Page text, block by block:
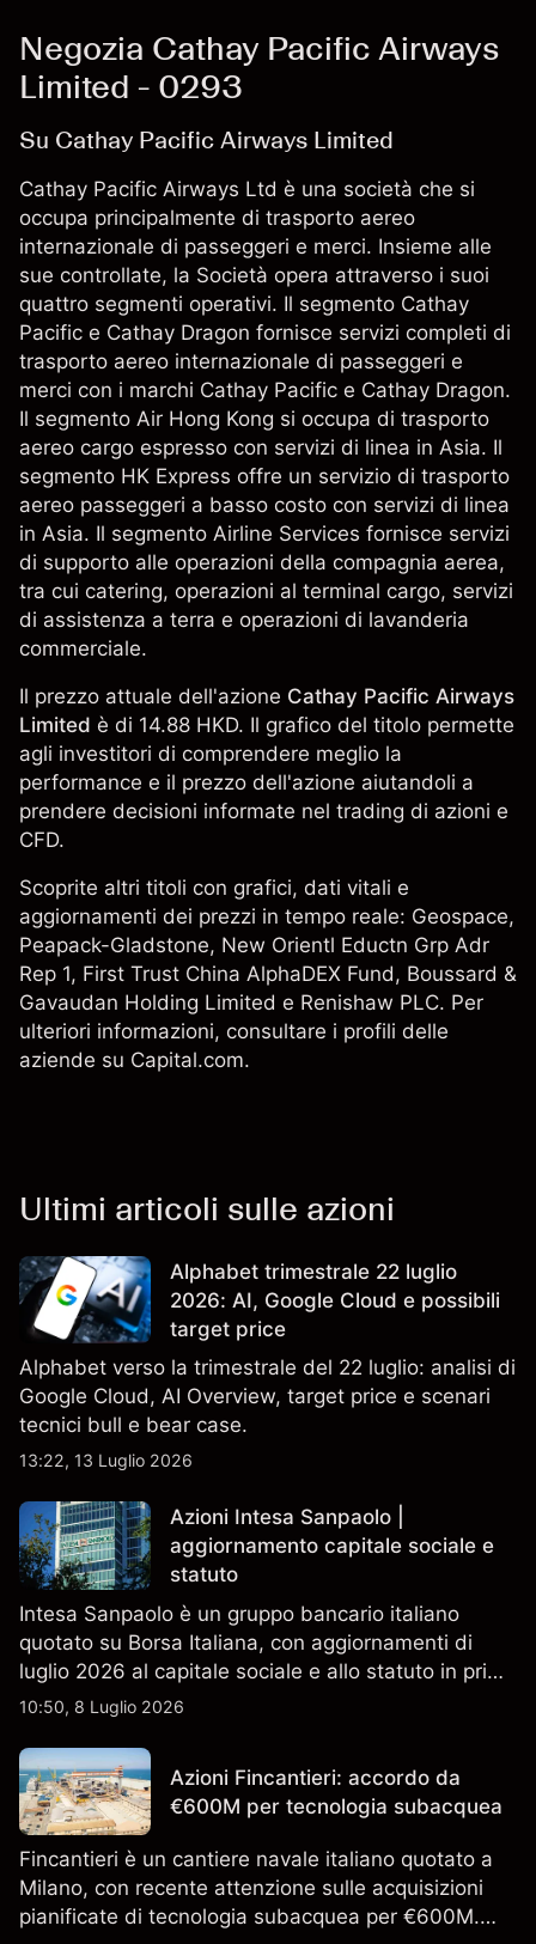
Negozia Cathay Pacific Airways
Limited - 0293
Su Cathay Pacific Airways Limited
Cathay Pacific Airways Ltd è una società che si
occupa principalmente di trasporto aereo
internazionale di passeggeri e merci. Insieme alle
sue controllate, la Società opera attraverso i suoi
quattro segmenti operativi. Il segmento Cathay
Pacific e Cathay Dragon fornisce servizi completi di
trasporto aereo internazionale di passeggeri e
merci con i marchi Cathay Pacific e Cathay Dragon.
Il segmento Air Hong Kong si occupa di trasporto
aereo cargo espresso con servizi di linea in Asia. Il
segmento HK Express offre un servizio di trasporto
aereo passeggeri a basso costo con servizi di linea
in Asia. Il segmento Airline Services fornisce servizi
di supporto alle operazioni della compagnia aerea,
tra cui catering, operazioni al terminal cargo, servizi
di assistenza a terra e operazioni di lavanderia
commerciale.
Il prezzo attuale dell'azione Cathay Pacific Airways
Limited è di 14.88 HKD. Il grafico del titolo permette
agli investitori di comprendere meglio la
performance e il prezzo dell'azione aiutandoli a
prendere decisioni informate nel trading di azioni e
CFD.
Scoprite altri titoli con grafici, dati vitali e
aggiornamenti dei prezzi in tempo reale: Geospace,
Peapack-Gladstone, New Orientl Eductn Grp Adr
Rep 1, First Trust China AlphaDEX Fund, Boussard &
Gavaudan Holding Limited e Renishaw PLC. Per
ulteriori informazioni, consultare i profili delle
aziende su Capital.com.
Ultimi articoli sulle azioni
Alphabet trimestrale 22 luglio
2026: AI, Google Cloud e possibili
target price
Alphabet verso la trimestrale del 22 luglio: analisi di
Google Cloud, AI Overview, target price e scenari
tecnici bull e bear case.
13:22, 13 Luglio 2026
Azioni Intesa Sanpaolo |
aggiornamento capitale sociale e
statuto
Intesa Sanpaolo è un gruppo bancario italiano
quotato su Borsa Italiana, con aggiornamenti di
luglio 2026 al capitale sociale e allo statuto in primo
piano. Esplora i target price ISP di terze parti e
un indicatore affidabile dei risultati futuri.
10:50, 8 Luglio 2026
Azioni Fincantieri: accordo da
€600M per tecnologia subacquea
Fincantieri è un cantiere navale italiano quotato a
Milano, con recente attenzione sulle acquisizioni
pianificate di tecnologia subacquea per €600M.